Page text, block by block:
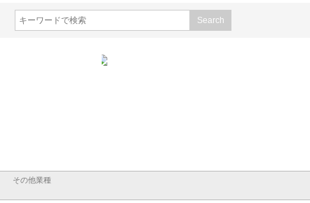
その他業種